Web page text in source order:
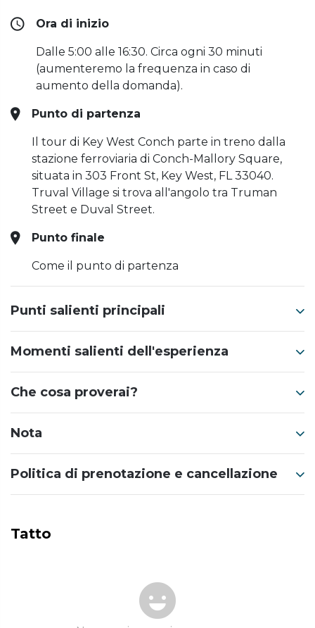
Ora di inizio
Dalle 5:00 alle 16:30. Circa ogni 30 minuti
(aumenteremo la frequenza in caso di
aumento della domanda).
Punto di partenza
Il tour di Key West Conch parte in treno dalla
stazione ferroviaria di Conch-Mallory Square,
situata in 303 Front St, Key West, FL 33040.
Truval Village si trova all'angolo tra Truman
Street e Duval Street.
Punto finale
Come il punto di partenza
Punti salienti principali
Momenti salienti dell'esperienza
Che cosa proverai?
Nota
Politica di prenotazione e cancellazione
Tatto